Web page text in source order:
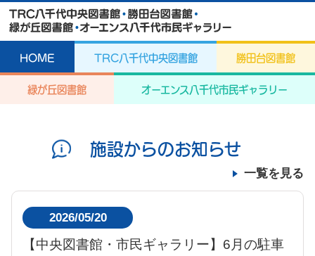
HOME TRC八千代中央図書館 勝田台図書館
緑が丘図書館 オーエンス八千代市民ギャラリー
施設からのお知らせ
一覧を見る
2026/05/20
【中央図書館・市民ギャラリー】6月の駐車